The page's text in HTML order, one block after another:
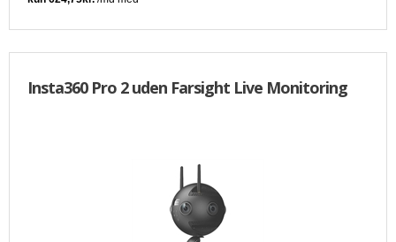
Insta360 Pro 2 uden Farsight Live Monitoring